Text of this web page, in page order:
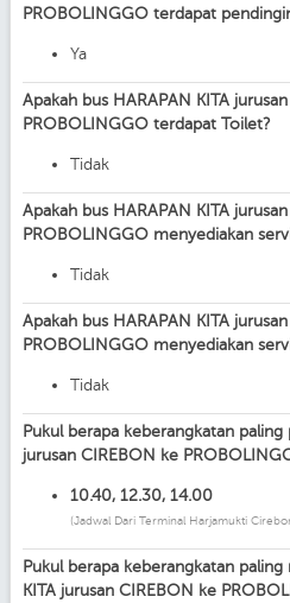
PROBOLINGGO terdapat
Ya
Apakah bus HARAPAN KITA
PROBOLINGGO terdapat Toilet?
Tidak
Apakah bus HARAPAN KITA
PROBOLINGGO menyediakan
Tidak
Apakah bus HARAPAN KITA
PROBOLINGGO menyediakan
Tidak
Pukul berapa keberangkatan
jurusan CIREBON ke
10.40, 12.30, 14.00
(Jadwal Dari Terminal Harjamukti
Pukul berapa keberangkatan
KITA jurusan CIREBON ke